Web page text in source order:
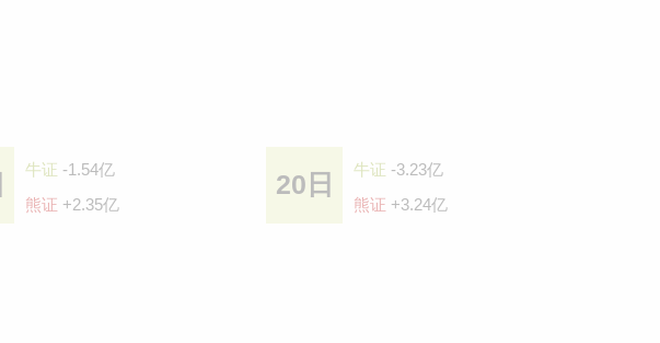
牛证 -1.54亿
熊证 +2.35亿
20日 牛证 -3.23亿
熊证 +3.24亿